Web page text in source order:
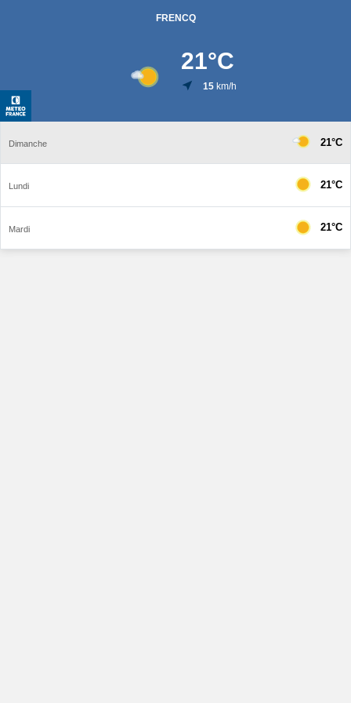
FRENCQ
21°C
15km/h
Dimanche 21°C
Lundi 21°C
Mardi 21°C